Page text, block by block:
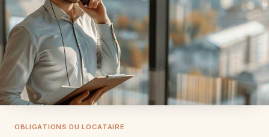
OBLIGATIONS DU LOCATAIRE